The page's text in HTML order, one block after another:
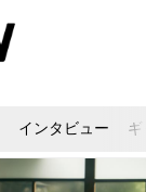
インタビュー